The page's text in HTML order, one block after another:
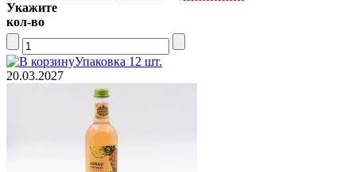
Укажите
кол-во
Упаковка 12 шт.
20.03.2027